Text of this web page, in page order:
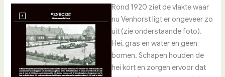
Rond 1920 ziet de vlakte waar
nu Venhorst ligt er ongeveer zo
uit (zie onderstaande foto).
Hei, gras en water en geen
bomen. Schapen houden de
hei kort en zorgen ervoor dat